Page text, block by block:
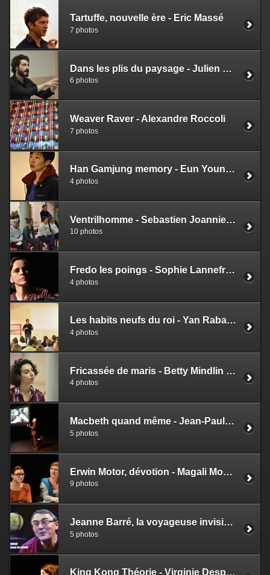
Tartuffe, nouvelle ère - Eric Massé
7 photos
Dans les plis du paysage - Julien Clément & Nicolas Mathis
6 photos
Weaver Raver - Alexandre Roccoli
7 photos
Han Gamjung memory - Eun Young Lee
4 photos
Ventrilhomme - Sebastien Joanniez - Emile Flacher
10 photos
Fredo les poings - Sophie Lannefranque
4 photos
Les habits neufs du roi - Yan Raballand & Johanny Bert
4 photos
Fricassée de maris - Betty Mindlin - Chloé Bégou
4 photos
Macbeth quand même - Jean-Paul Delore
5 photos
Erwin Motor, dévotion - Magali Mougel - Delphine Crubézy
9 photos
Jeanne Barré, la voyageuse invisible - Eudes Labrusse
5 photos
King Kong Théorie - Virginie Despentes - Emilie Charriot